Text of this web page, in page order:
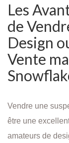
Les
de
Design
Vente
Vendre une
être une
amateurs de